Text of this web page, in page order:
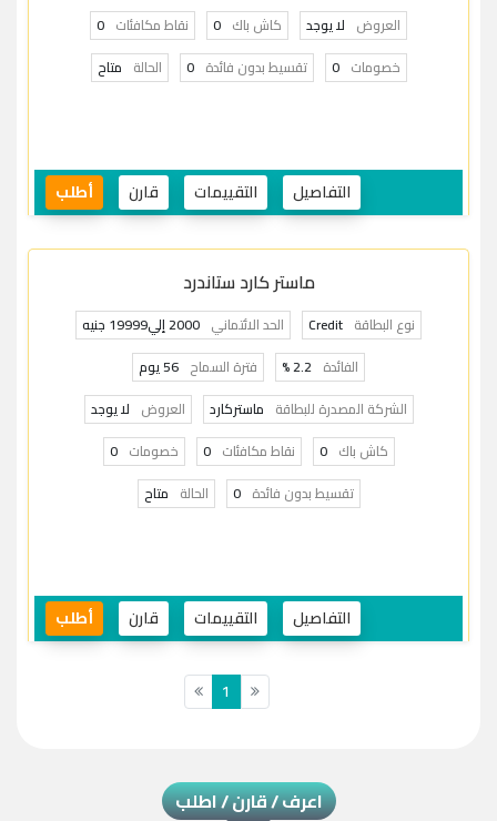
العروض لا يوجد كاش باك 0 نقاط مكافئات 0
خصومات 0 تقسيط بدون فائدة 0 الحالة متاح
التفاصيل التقييمات قارن أطلب
ماستر كارد ستاندرد
نوع البطاقة Credit الحد الائتماني 2000 إلي19999 جنيه
الفائدة 2.2 % فترة السماح 56 يوم
الشركة المصدرة للبطاقة ماستركارد العروض لا يوجد
كاش باك 0 نقاط مكافئات 0 خصومات 0
تقسيط بدون فائدة 0 الحالة متاح
التفاصيل التقييمات قارن أطلب
1
اعرف / قارن / اطلب